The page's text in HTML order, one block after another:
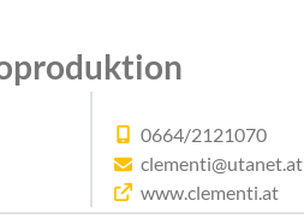
0664/2121070
clementi@utanet.at
www.clementi.at